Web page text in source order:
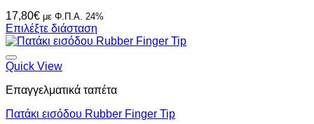
17,80€ με Φ.Π.Α. 24%
Επιλέξτε διάσταση
Quick View
Επαγγελματικά ταπέτα
Πατάκι εισόδου Rubber Finger Tip